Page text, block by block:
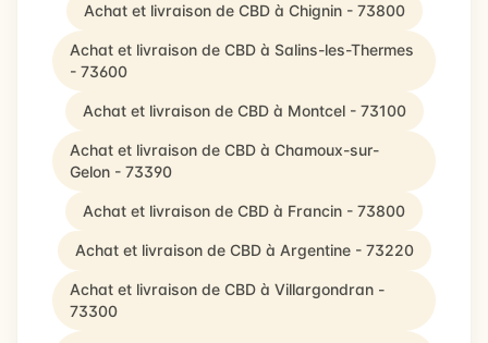
Achat et livraison de CBD à Chignin - 73800
Achat et livraison de CBD à Salins-les-Thermes
- 73600
Achat et livraison de CBD à Montcel - 73100
Achat et livraison de CBD à Chamoux-sur-
Gelon - 73390
Achat et livraison de CBD à Francin - 73800
Achat et livraison de CBD à Argentine - 73220
Achat et livraison de CBD à Villargondran -
73300